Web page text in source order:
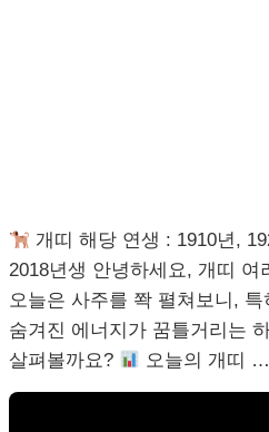
개띠 해당 연생 : 1910년,
2018년생 안녕하세요, 개띠
오늘은 사주를 쫙 펼쳐보니,
숨겨진 에너지가 꿈틀거리는
살펴볼까요?
오늘의 개띠 …